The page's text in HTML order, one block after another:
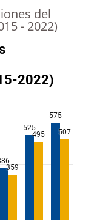
del
- 2022)